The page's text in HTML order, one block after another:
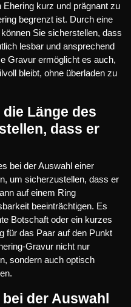
kurz und prägnant zu
begrenzt ist. Durch eine
Sie sicherstellen, dass
lesbar und ansprechend
Gravur ermöglicht es auch,
bleibt, ohne überladen zu
Länge des
dass er
bei der Auswahl einer
um sicherzustellen, dass er
auf einem Ring
beeinträchtigen. Es
Botschaft oder ein kurzes
für das Paar auf den Punkt
Gravur nicht nur
sondern auch optisch
der Auswahl